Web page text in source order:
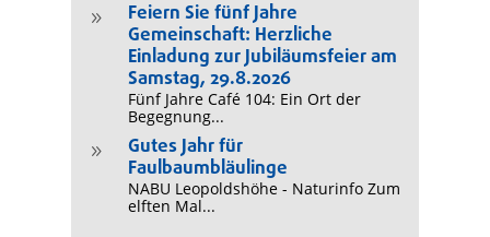
9
Feiern Sie fünf Jahre
Gemeinschaft: Herzliche
Einladung zur Jubiläumsfeier am
Samstag, 29.8.2026
Fünf Jahre Café 104: Ein Ort der
Begegnung...
9
Gutes Jahr für
Faulbaumbläulinge
NABU Leopoldshöhe - Naturinfo Zum
elften Mal...